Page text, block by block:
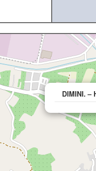
DIMINI. –